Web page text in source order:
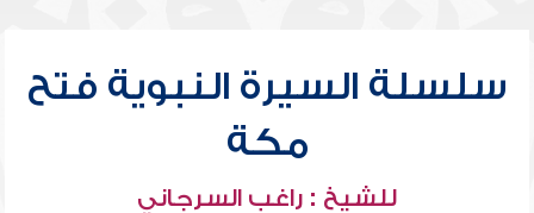
سلسلة السيرة النبوية فتح
مكة
للشيخ : راغب السرجاني